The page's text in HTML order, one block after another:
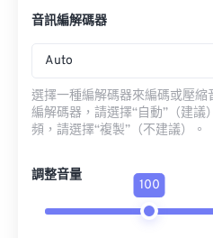
音訊編解碼器
Auto
選擇一種編解碼器來編碼或壓
編解碼器，請選擇“自動”（建
頻，請選擇“複製”（不建議）。
調整音量
100